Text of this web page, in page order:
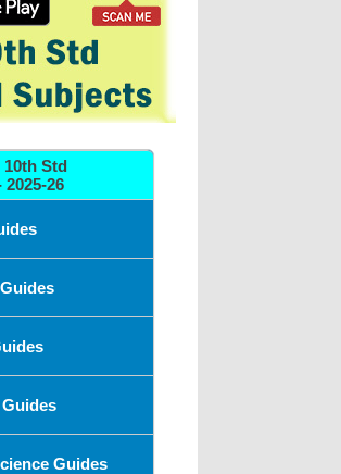
Std
2025-26
Guides